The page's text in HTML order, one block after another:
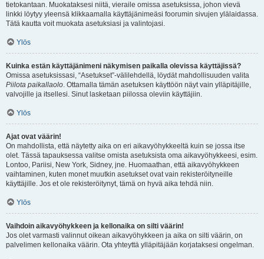
tietokantaan. Muokataksesi niitä, vieraile omissa asetuksissa, johon vievä
linkki löytyy yleensä klikkaamalla käyttäjänimeäsi foorumin sivujen ylälaidassa.
Tätä kautta voit muokata asetuksiasi ja valintojasi.
Ylös
Kuinka estän käyttäjänimeni näkymisen paikalla olevissa käyttäjissä?
Omissa asetuksissasi, “Asetukset”-välilehdellä, löydät mahdollisuuden valita
Piilota paikallaolo. Ottamalla tämän asetuksen käyttöön näyt vain ylläpitäjille,
valvojille ja itsellesi. Sinut lasketaan piilossa oleviin käyttäjiin.
Ylös
Ajat ovat väärin!
On mahdollista, että näytetty aika on eri aikavyöhykkeeltä kuin se jossa itse
olet. Tässä tapauksessa valitse omista asetuksista oma aikavyöhykkeesi, esim.
Lontoo, Pariisi, New York, Sidney, jne. Huomaathan, että aikavyöhykkeen
vaihtaminen, kuten monet muutkin asetukset ovat vain rekisteröityneille
käyttäjille. Jos et ole rekisteröitynyt, tämä on hyvä aika tehdä niin.
Ylös
Vaihdoin aikavyöhykkeen ja kellonaika on silti väärin!
Jos olet varmasti valinnut oikean aikavyöhykkeen ja aika on silti väärin, on
palvelimen kellonaika väärin. Ota yhteyttä ylläpitäjään korjataksesi ongelman.